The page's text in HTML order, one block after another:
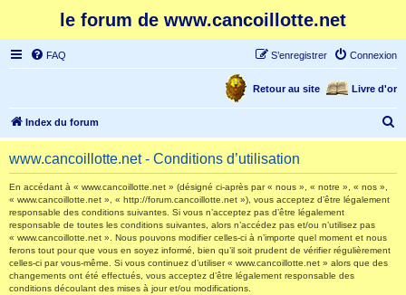
le forum de www.cancoillotte.net
FAQ Connexion
S’enregistrer
Livre d'or
Retour au site
Index du forum
e
www.cancoillotte.net - Conditions d’utilisation
En accédant à « www.cancoillotte.net » (désigné ci-après par « nous », « notre », « nos »,
« www.cancoillotte.net », « http://forum.cancoillotte.net »), vous acceptez d’être légalement
responsable des conditions suivantes. Si vous n’acceptez pas d’être légalement
responsable de toutes les conditions suivantes, alors n’accédez pas et/ou n’utilisez pas
« www.cancoillotte.net ». Nous pouvons modifier celles-ci à n’importe quel moment et nous
ferons tout pour que vous en soyez informé, bien qu’il soit prudent de vérifier régulièrement
celles-ci par vous-même. Si vous continuez d’utiliser « www.cancoillotte.net » alors que des
changements ont été effectués, vous acceptez d’être légalement responsable des
conditions découlant des mises à jour et/ou modifications.